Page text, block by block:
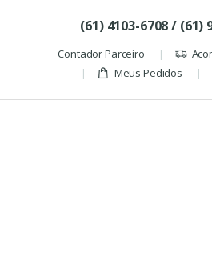
(61) 4103-6708 / (61)
Contador Parceiro
Meus Pedidos